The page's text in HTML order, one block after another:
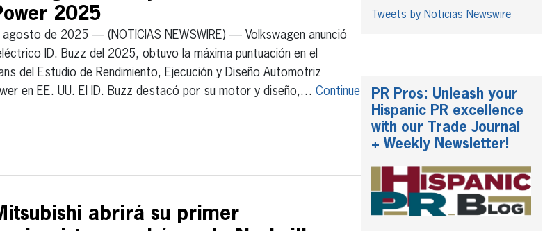
2025
de 2025 — (NOTICIAS NEWSWIRE) — Volkswagen anunció
ID. Buzz del 2025, obtuvo la máxima puntuación en el
del Estudio de Rendimiento, Ejecución y Diseño Automotriz
en EE. UU. El ID. Buzz destacó por su motor y diseño,… Continue
abrirá su primer
Tweets by Noticias Newswire
PR Pros: Unleash your
Hispanic PR excellence
with our Trade Journal
+ Weekly Newsletter!